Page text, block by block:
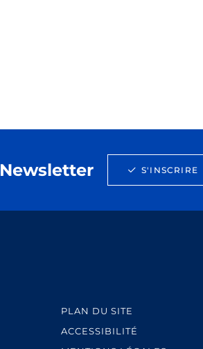
Newsletter S'INSCRIRE
PLAN DU SITE
ACCESSIBILITÉ